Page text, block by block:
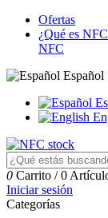
Ofertas
¿Qué es
NFC
Español
0 Carrito /0
Iniciar sesión
Categorías